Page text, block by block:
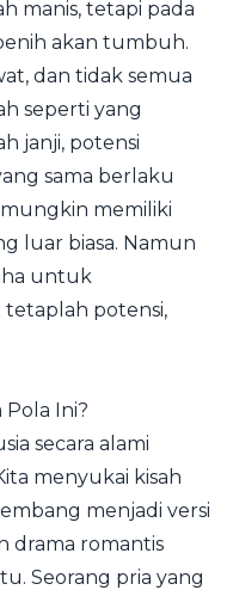
manis, tetapi pada
akan tumbuh.
dan tidak semua
seperti yang
janji, potensi
sama berlaku
memiliki
luar biasa. Namun
untuk
potensi,
Ini?
secara alami
menyukai kisah
menjadi versi
drama romantis
Seorang pria yang